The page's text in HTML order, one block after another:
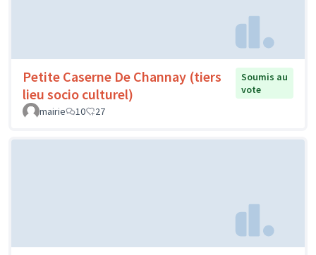
Petite Caserne De Channay (tiers
lieu socio culturel)
Soumis au
vote
mairie
10 27